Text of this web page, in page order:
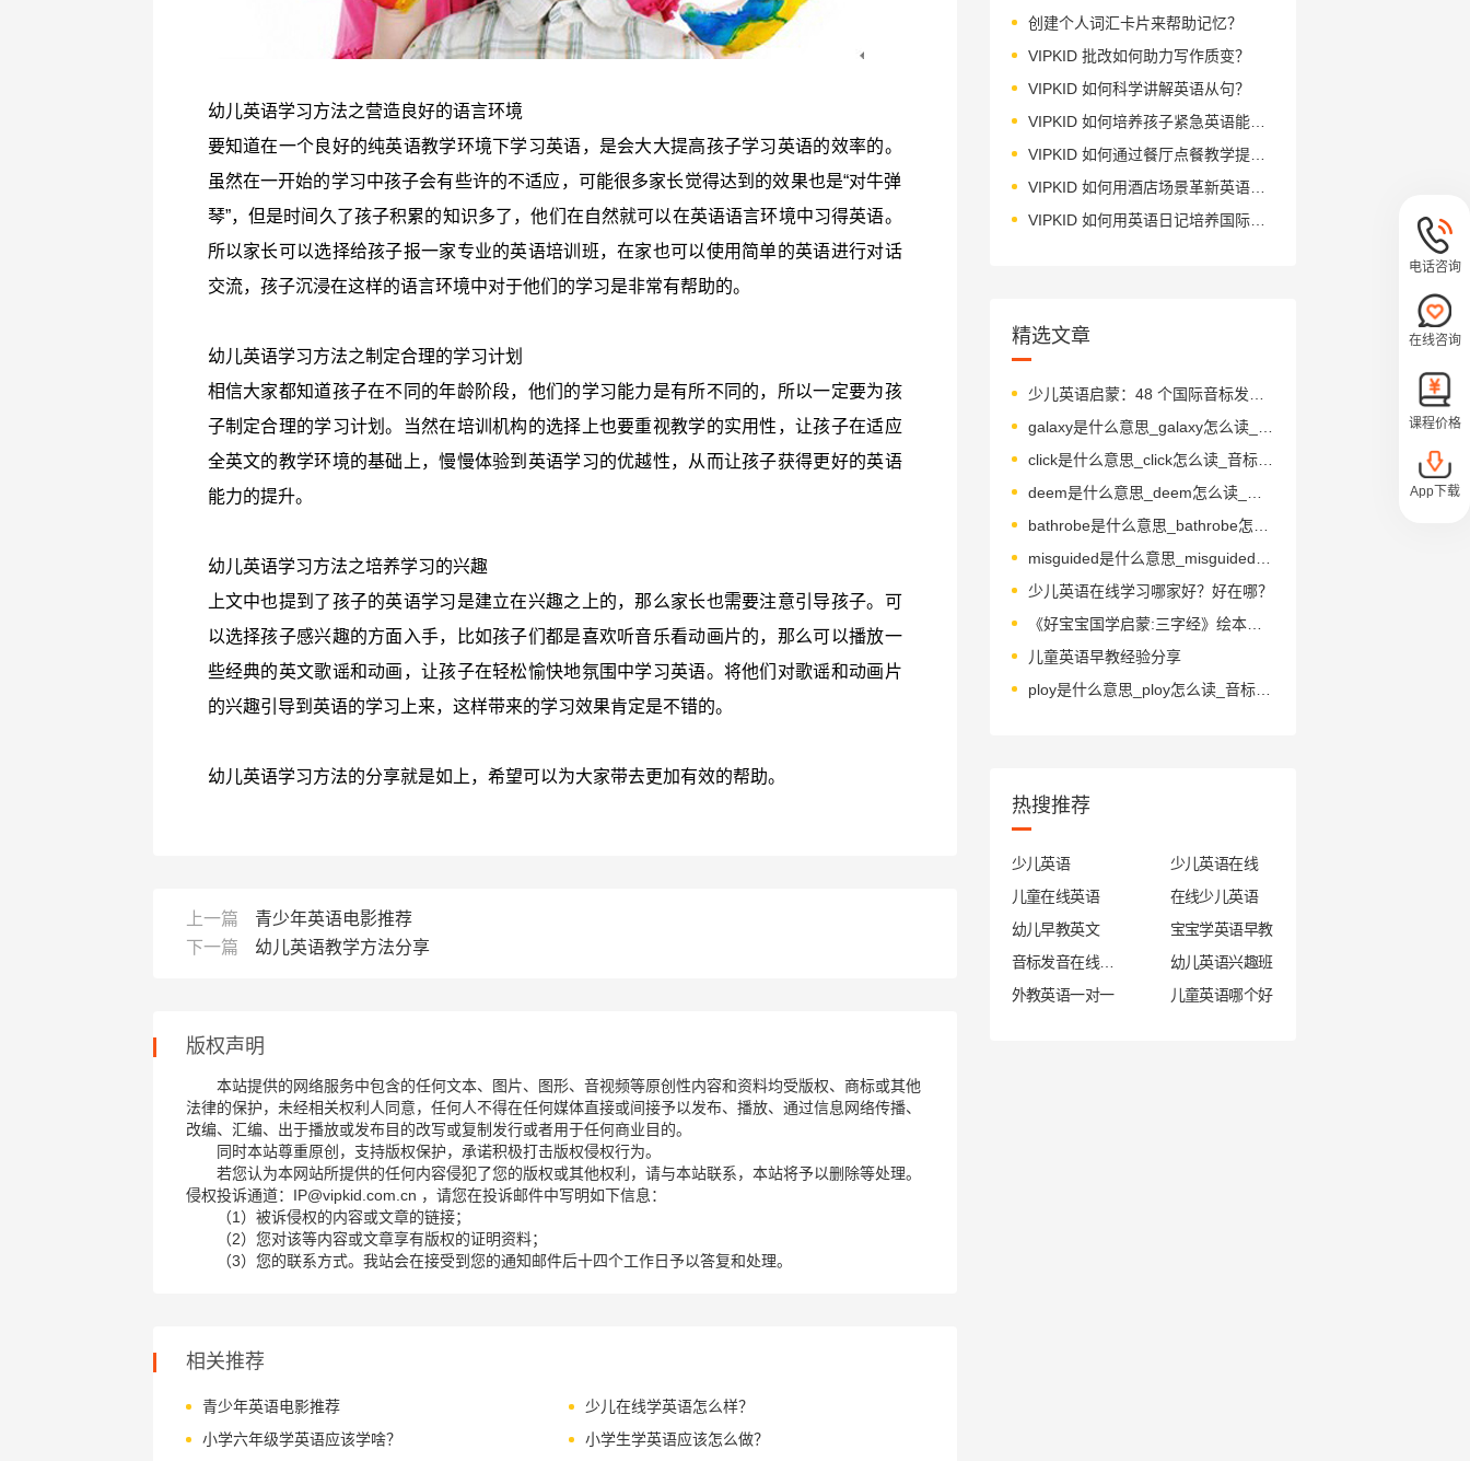
幼儿英语学习方法之营造良好的语言环境
要知道在一个良好的纯英语教学环境下学习英语，是会大大提高孩子学习英语的效率的。
虽然在一开始的学习中孩子会有些许的不适应，可能很多家长觉得达到的效果也是“对牛弹
琴”，但是时间久了孩子积累的知识多了，他们在自然就可以在英语语言环境中习得英语。
所以家长可以选择给孩子报一家专业的英语培训班，在家也可以使用简单的英语进行对话
交流，孩子沉浸在这样的语言环境中对于他们的学习是非常有帮助的。
幼儿英语学习方法之制定合理的学习计划
相信大家都知道孩子在不同的年龄阶段，他们的学习能力是有所不同的，所以一定要为孩
子制定合理的学习计划。当然在培训机构的选择上也要重视教学的实用性，让孩子在适应
全英文的教学环境的基础上，慢慢体验到英语学习的优越性，从而让孩子获得更好的英语
能力的提升。
幼儿英语学习方法之培养学习的兴趣
上文中也提到了孩子的英语学习是建立在兴趣之上的，那么家长也需要注意引导孩子。可
以选择孩子感兴趣的方面入手，比如孩子们都是喜欢听音乐看动画片的，那么可以播放一
些经典的英文歌谣和动画，让孩子在轻松愉快地氛围中学习英语。将他们对歌谣和动画片
的兴趣引导到英语的学习上来，这样带来的学习效果肯定是不错的。
幼儿英语学习方法的分享就是如上，希望可以为大家带去更加有效的帮助。
上一篇
青少年英语电影推荐
下一篇
幼儿英语教学方法分享
版权声明
本站提供的网络服务中包含的任何文本、图片、图形、音视频等原创性内容和资料均受版权、商标或其他
法律的保护，未经相关权利人同意，任何人不得在任何媒体直接或间接予以发布、播放、通过信息网络传播、
改编、汇编、出于播放或发布目的改写或复制发行或者用于任何商业目的。
同时本站尊重原创，支持版权保护，承诺积极打击版权侵权行为。
若您认为本网站所提供的任何内容侵犯了您的版权或其他权利，请与本站联系，本站将予以删除等处理。
侵权投诉通道：IP@vipkid.com.cn ，请您在投诉邮件中写明如下信息：
（1）被诉侵权的内容或文章的链接；
（2）您对该等内容或文章享有版权的证明资料；
（3）您的联系方式。我站会在接受到您的通知邮件后十四个工作日予以答复和处理。
相关推荐
青少年英语电影推荐
少儿在线学英语怎么样？
小学六年级学英语应该学啥？
小学生学英语应该怎么做？
创建个人词汇卡片来帮助记忆？
VIPKID 批改如何助力写作质变？
VIPKID 如何科学讲解英语从句？
VIPKID 如何培养孩子紧急英语能力？
VIPKID 如何通过餐厅点餐教学提升少儿英语应用能力？
VIPKID 如何用酒店场景革新英语教学？
VIPKID 如何用英语日记培养国际化人才？
精选文章
click是什么意思_click怎么读_音标klɪk
少儿英语在线学习哪家好？好在哪？
《好宝宝国学启蒙:三字经》绘本简介
儿童英语早教经验分享
ploy是什么意思_ploy怎么读_音标plɒɪ
热搜推荐
少儿英语
少儿英语在线
儿童在线英语
在线少儿英语
幼儿早教英文
宝宝学英语早教
幼儿英语兴趣班
外教英语一对一
儿童英语哪个好
电话咨询
在线咨询
课程价格
App下载